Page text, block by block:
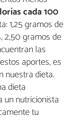
cada 100
1,25 gramos de
2,50 gramos de
las
aportes, es
nuestra dieta.
dieta
un nutricionista
tu